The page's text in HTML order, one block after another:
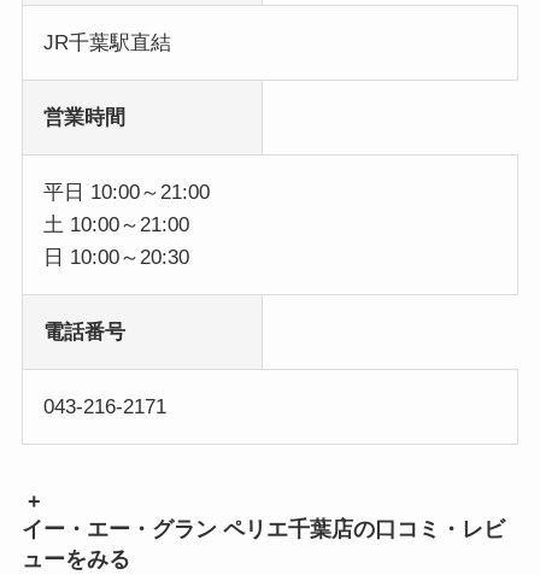
JR千葉駅直結
営業時間
平日 10:00～21:00
土 10:00～21:00
日 10:00～20:30
電話番号
043-216-2171
+
イー・エー・グラン ペリエ千葉店の口コミ・レビ
ューをみる